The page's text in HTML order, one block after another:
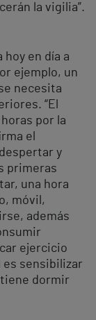
la vigilia”.
en día a
ejemplo, un
necesita
“El
por la
el
y
primeras
una hora
móvil,
además
ejercicio
es sensibilizar
dormir